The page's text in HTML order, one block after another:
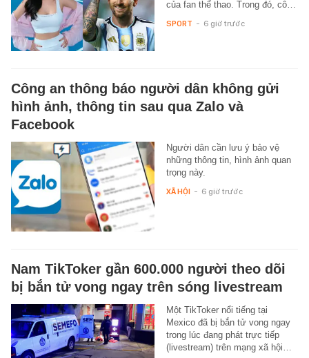
của fan thể thao. Trong đó, cô…
SPORT - 6 giờ trước
Công an thông báo người dân không gửi
hình ảnh, thông tin sau qua Zalo và
Facebook
Người dân cần lưu ý bảo vệ
những thông tin, hình ảnh quan
trọng này.
XÃ HỘI - 6 giờ trước
Nam TikToker gần 600.000 người theo dõi
bị bắn tử vong ngay trên sóng livestream
Một TikToker nổi tiếng tại
Mexico đã bị bắn tử vong ngay
trong lúc đang phát trực tiếp
(livestream) trên mạng xã hội…